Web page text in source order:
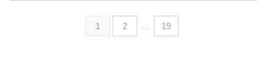
1 2 … 19